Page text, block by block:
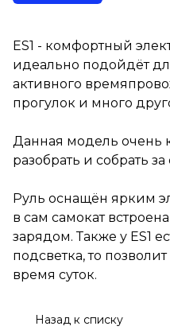
Руль оснащён ярким
электронным дисплеем, а в
сам самокат встроена
Также у ES1 есть яркая
позволит перемещаться в
любое время суток.
ES1 - комфортный
идеально подойдёт
активного
прогулок и много
Данная модель очень
разобрать и собрать
Руль оснащён ярким
в сам самокат
зарядом. Также у ES1
подсветка, то
время суток.
Назад к списку